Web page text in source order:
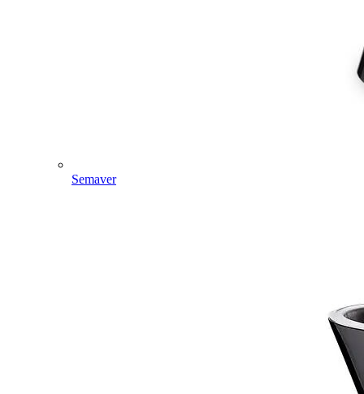
Semaver